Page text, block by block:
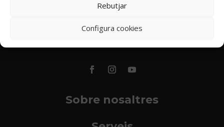
Rebutjar
Configura cookies
Promocions
Sobre nosaltres